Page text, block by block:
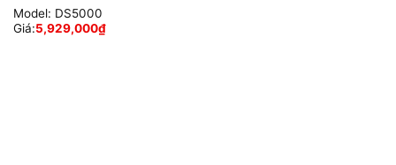
Model: DS5000
Giá:5,929,000₫